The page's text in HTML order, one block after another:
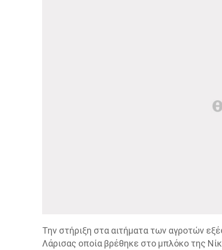
Την στήριξη στα αιτήματα των αγροτών
Λάρισας οποία βρέθηκε στο μπλόκο της